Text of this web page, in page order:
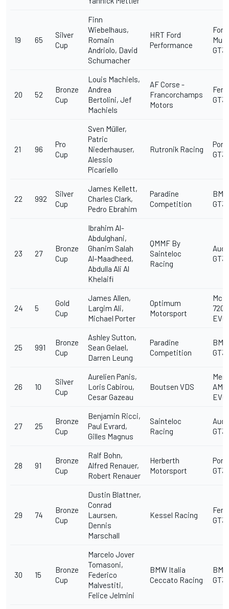
19 65
Silver
Cup
Finn
Wiebelhaus,
Romain
Andriolo, David
Schumacher
HRT Ford
Performance
Ford
GT3
20 52
Bronze
Cup
Louis Machiels,
Andrea
Bertolini, Jef
Machiels
AF Corse -
Francorchamps
Motors
GT3
21 96
Pro
Cup
Sven Müller,
Patric
Niederhauser,
Alessio
Picariello
Rutronik Racing
GT3
22 992
Silver
Cup
James Kellett,
Charles Clark,
Pedro Ebrahim
Paradine
Competition
GT3
23 27
Bronze
Cup
Ibrahim Al-
Abdulghani,
Ghanim Salah
Al-Maadheed,
Abdulla Ali Al
Khelaifi
QMMF By
Sainteloc
Racing
Audi
GT3
24 5
Gold
Cup
James Allen,
Largim Ali,
Michael Porter
Optimum
Motorsport
EVO
25 991
Bronze
Cup
Ashley Sutton,
Sean Gelael,
Darren Leung
Paradine
Competition
GT3
26 10
Silver
Cup
Aurelien Panis,
Loris Cabirou,
Cesar Gazeau
Boutsen VDS
EVO
27 25
Bronze
Cup
Benjamin Ricci,
Paul Evrard,
Gilles Magnus
Sainteloc
Racing
Audi
GT3
28 91
Bronze
Cup
Ralf Bohn,
Alfred Renauer,
Robert Renauer
Herberth
Motorsport
GT3
29 74
Bronze
Cup
Dustin Blattner,
Conrad
Laursen,
Dennis
Marschall
Kessel Racing
GT3
30 15
Bronze
Cup
Marcelo Jover
Tomasoni,
Federico
Malvestiti,
Felice Jelmini
BMW Italia
Ceccato Racing
GT3